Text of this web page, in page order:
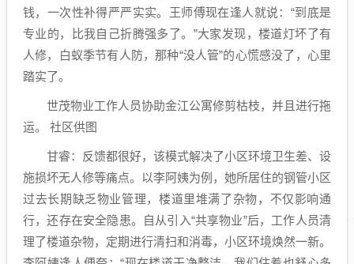
钱，一次性补得严严实实。王师傅现在逢人就说：“到底是
专业的，比我自己折腾强多了。”大家发现，楼道灯坏了有
人修，白蚁季节有人防，那种“没人管”的心慌感没了，心里
踏实了。
世茂物业工作人员协助金江公寓修剪枯枝，并且进行拖
运。 社区供图
甘睿：反馈都很好，该模式解决了小区环境卫生差、设
施损坏无人修等痛点。以李阿姨为例，她所居住的钢管小区
过去长期缺乏物业管理，楼道里堆满了杂物，不仅影响通
行，还存在安全隐患。自从引入“共享物业”后，工作人员清
理了楼道杂物，定期进行清扫和消毒，小区环境焕然一新。